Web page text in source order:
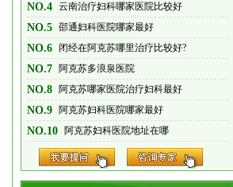
NO.4 云南治疗妇科哪家医院比较好
NO.5 邵通妇科医院哪家最好
NO.6 闭经在阿克苏哪里治疗比较好?
NO.7 阿克苏多浪泉医院
NO.8 阿克苏哪家医院治疗妇科最好
NO.9 阿克苏妇科医院哪家最好
NO.10 阿克苏妇科医院地址在哪